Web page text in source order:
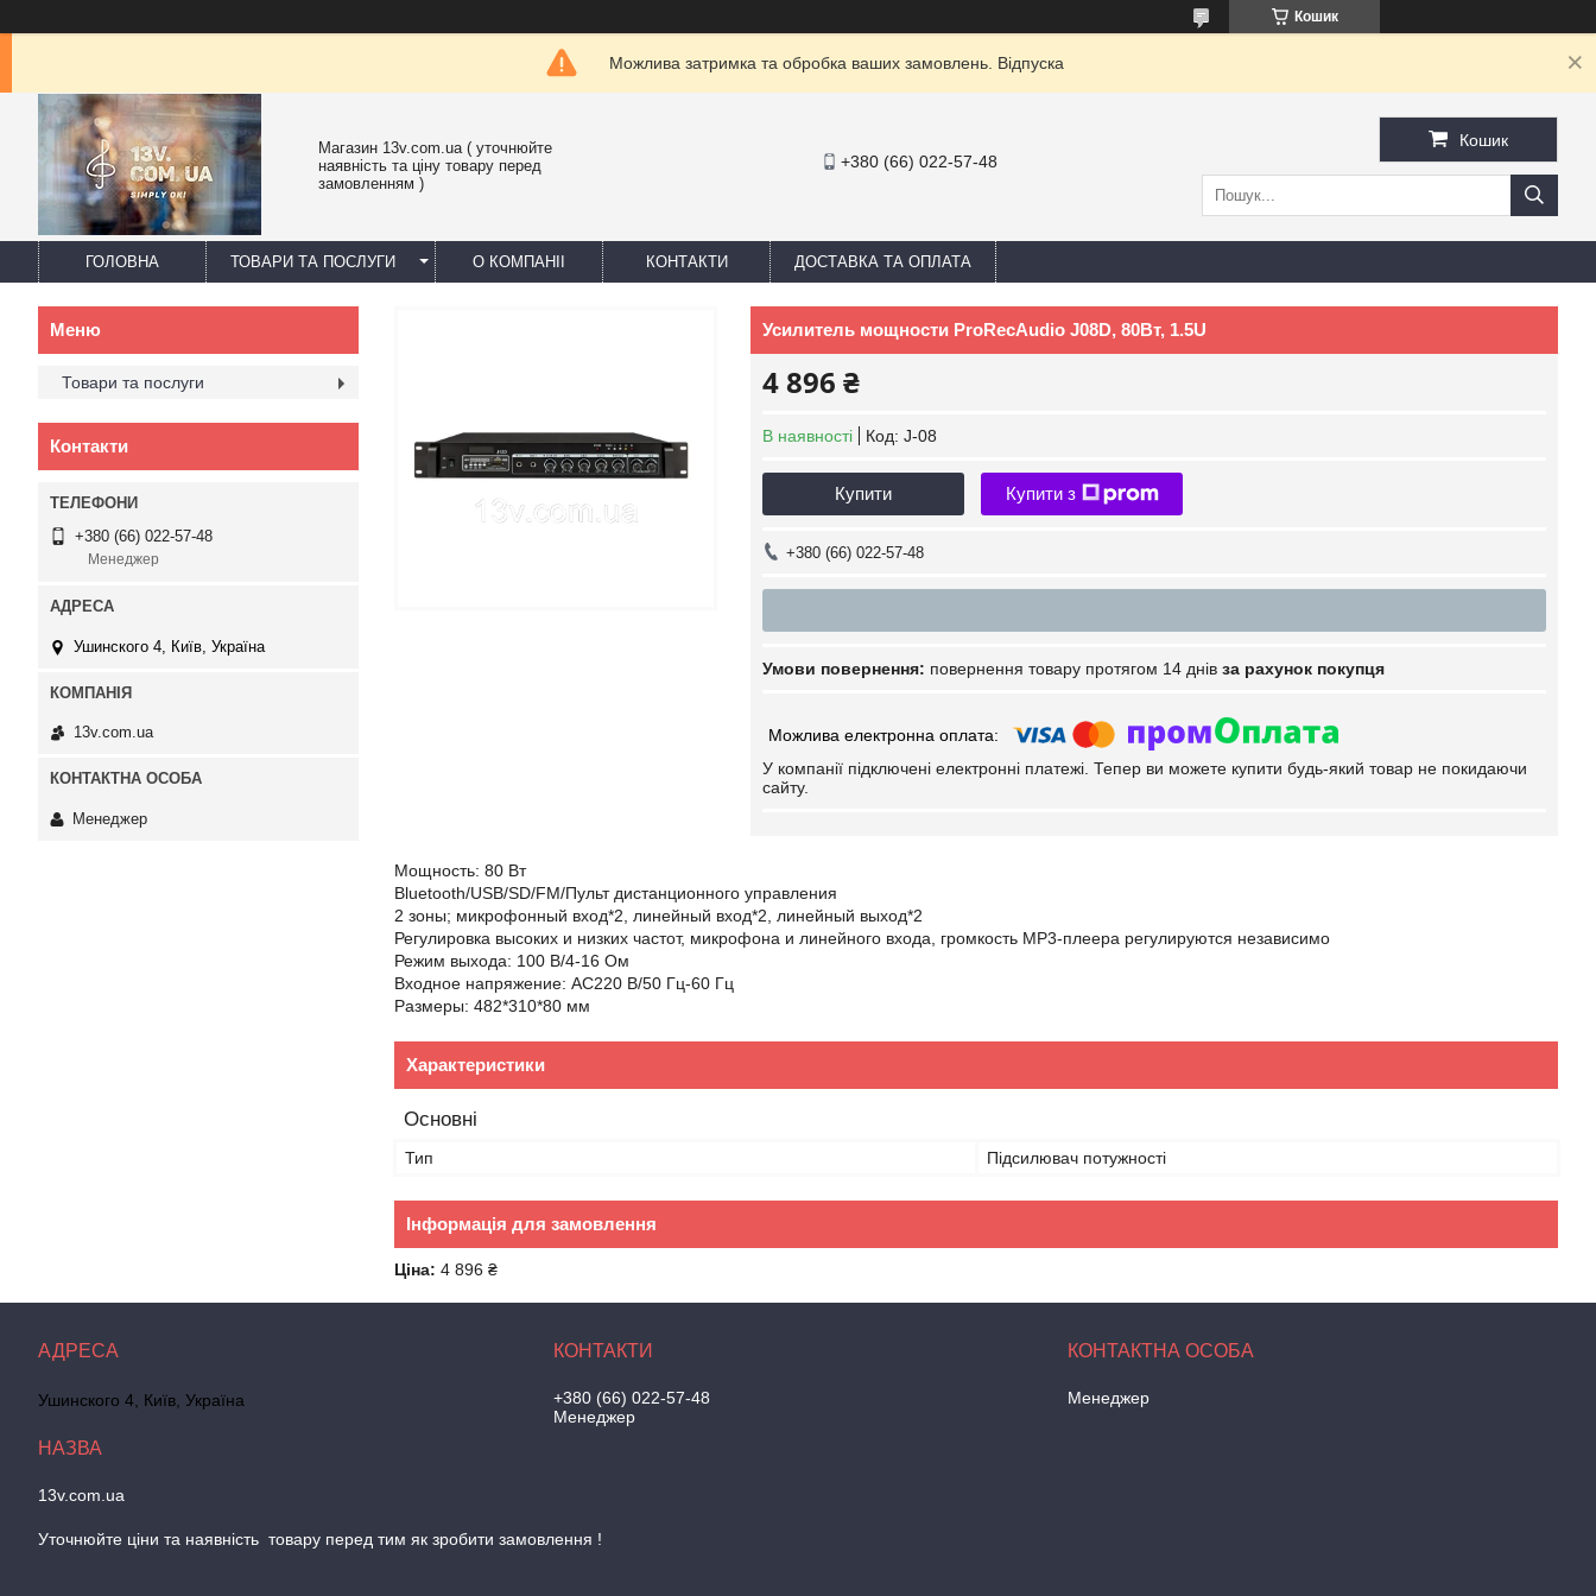
Кошик
Можлива затримка та обробка ваших замовлень. Відпуска
Магазин 13v.com.ua ( уточнюйте
наявність та ціну товару перед
замовленням )
+380 (66) 022-57-48
Кошик
ГОЛОВНА ТОВАРИ ТА ПОСЛУГИ О КОМПАНІІ КОНТАКТИ ДОСТАВКА ТА ОПЛАТА
Усилитель мощности ProRecAudio J08D, 80Вт, 1.5U
4 896 ₴
В наявності Код: J-08
Купити Купити з
+380 (66) 022-57-48
повернення товару протягом 14 днів за рахунок покупця
У компанії підключені електронні платежі. Тепер ви можете купити будь-який товар не покидаючи
сайту.
Мощность: 80 Вт
Bluetooth/USB/SD/FM/Пульт дистанционного управления
2 зоны; микрофонный вход*2, линейный вход*2, линейный выход*2
Регулировка высоких и низких частот, микрофона и линейного входа, громкость MP3-плеера регулируются независимо
Режим выхода: 100 В/4-16 Ом
Входное напряжение: AC220 В/50 Гц-60 Гц
Размеры: 482*310*80 мм
Характеристики
Основні
Тип Підсилювач потужності
Інформація для замовлення
Ціна: 4 896 ₴
Товари та послуги
Контакти
+380 (66) 022-57-48
Менеджер
Ушинского 4, Київ, Україна
13v.com.ua
Менеджер
Ушинского 4, Київ, Україна
13v.com.ua
+380 (66) 022-57-48
Менеджер
Менеджер
Уточнюйте цiни та наявнiсть товару перед тим як зробити замовлення !